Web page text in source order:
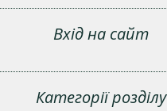
Вхід на сайт
Категорії розділу